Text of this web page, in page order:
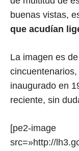
buenas vistas,
que acudían
La imagen es
inaugurado en
reciente, sin
[pe2-image
src=»http://